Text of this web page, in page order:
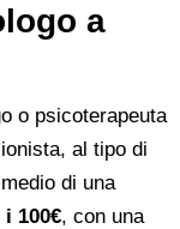
a
o psicoterapeuta
al tipo di
di una
i 100€, con una